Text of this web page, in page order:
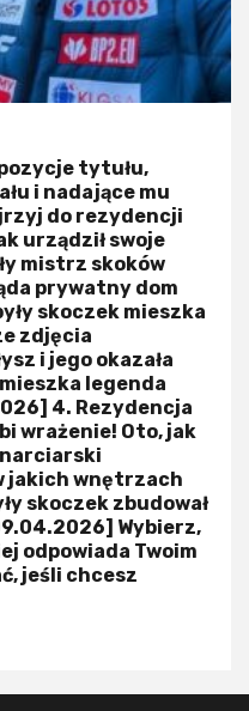
tytułu,
i nadające mu
do rezydencji
urządził swoje
mistrz skoków
prywatny dom
skoczek mieszka
zdjęcia
i jego okazała
legenda
4. Rezydencja
wrażenie! Oto, jak
narciarski
jakich wnętrzach
skoczek zbudował
Wybierz,
odpowiada Twoim
jeśli chcesz